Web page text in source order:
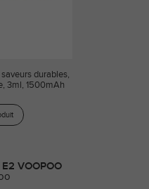
durables,
3ml, 1500mAh
VOOPOO